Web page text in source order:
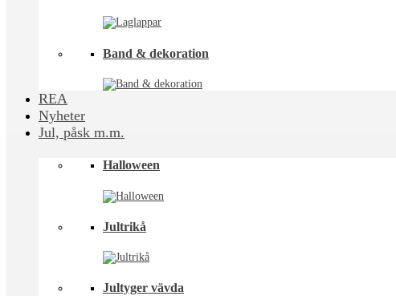
Band & dekoration
REA
Nyheter
Jul, påsk m.m.
Halloween
Jultrikå
Jultyger vävda